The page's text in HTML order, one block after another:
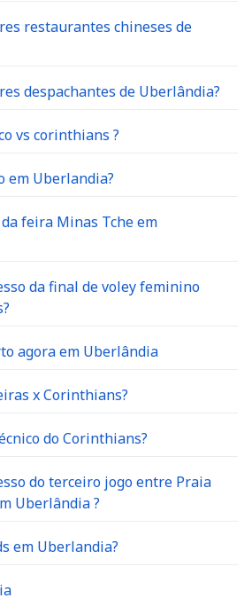
restaurantes chineses de
despachantes de Uberlândia?
vs corinthians ?
em Uberlandia?
feira Minas Tche em
da final de voley feminino
agora em Uberlândia
x Corinthians?
do Corinthians?
do terceiro jogo entre Praia
Uberlândia ?
em Uberlandia?